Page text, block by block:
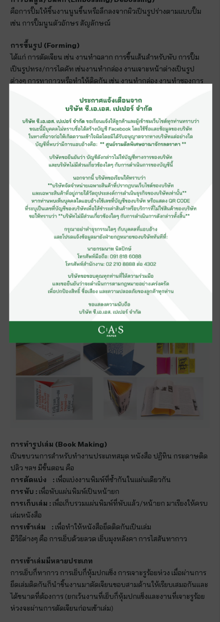
คือการปั๊มให้ชิ้นงานนูนขึ้นหรือลึกลงจากผิวเป็นรูปร่างตามแบบปั๊ม
เช่น การปั๊มนูนตัวอักษร สัญลักษณ์
การขึ้นรูป (Forming)
ได้แก่ การตัดเจียน เช่น งานทำฉลาก การขึ้นเส้นสำหรับพับ การปั๊ม
เป็นรูปทรง/การไดคัท เช่นงานทำกล่อง งานเจาะหน้าต่างเป็นรูป
ต่างๆ การทากาวหรือทำให้ติดกัน เช่น งานทำกล่อง งานทำซองการ
เป็นการปั๊มแผ่นฟอยล์ด้วยความร้อนติดกับงานสิ่งพิมพ์ตามรูปแบบที่
ได้ทำแม่พิมพ์ไว้เพื่อเพิ่มความโดดเด่นให้กับชิ้นงาน ต้องอาศัย
ประสบการณ์และความสามารถ การผลิตเป็นที่นิยม เช่นการ์ดแต่งงาน
ประกาศนียบัตร นามบัตร ปัจจุบันมีฟอยล์หลากหลายสีให้ได้เลือกใช้
เป็นการเพิ่มความสวยงามให้กับงานพิมพ์ไม่ว่าจะเป็นงานพิมพ์ด้วย
ระบบดิจิตอลหรืองานพิมพ์ออฟเซ็ทสามารถทำได ้งานไดคัทเป็นการ
ปั๊มกระดาษ ออกเป็นชิ้นงานในรูปแบบต่างๆ ขึ้นอยู่กับการออกแบบ
โดยใช้ใบมีดดัดโค้งงอเป็นแม่แบบ (บล็อค) แล้วจึงปั๊มไดคัทตามรูปแบบ
เช่น ไดคัทรูปดาว ไดคัทมุมมนนามบัตร บัตรเข้างานหรือไดคัทการ์ด
ปั๊มสติ๊กเกอร์ งานกล่องกระดาษ ต้องใช้ประสบการณ์และความ
ชำนาญในการปรับตั้งเครื่อง เพื่อให้ได้จังหวะการไดคัทหรือการถ่ายเท
น้ำหนักจากบล็อคสู่งานพิมพ์ให้ได้พอดี แต่ไม่ให้กระดาษแตกหรือฉีก
การทำรูปเล่ม (Book Making)
เป็นขบวนการสำหรับทำงานประเภทสมุด หนังสือ ปฏิทิน กระดาษติด
ปลิว ฯลฯ มีขั้นตอน คือ
การตัดแบ่ง : เพื่อแบ่งงานพิมพ์ที่ซ้ำกันในแผ่นเดียวกัน
การพับ : เพื่อพับแผ่นพิมพ์เป็นหน้ายก
การเก็บเล่ม : เพื่อเก็บรวมแผ่นพิมพ์ที่พับแล้ว/หน้ายก มาเรียงให้ครบ
เล่มหนังสือ
การเข้าเล่ม : เพื่อทำให้หนังสือยึดติดกันเป็นเล่ม
มีวิธีต่างๆ คือ การเย็บด้วยลวด เย็บมุงหลังคา การไสสันทากาว
การเข้าเล่มมีหลายประเภท
การเย็บกี่ทากาว การเย็บกี่หุ้มปกแข็ง การเจาะรูร้อยห่วง เมื่อผ่านการ
ยึดเล่มติดกันก็นำชิ้นงานมาตัดเจียนขอบสามด้านให้เรียบเสมอกันและ
ได้ขนาดที่ต้องการ (ยกเว้นงานที่เย็บกี่หุ้มปกแข็งและงานที่เจาะรูร้อย
ห่วงจะผ่านการตัดเจียนก่อนเข้าเล่ม)